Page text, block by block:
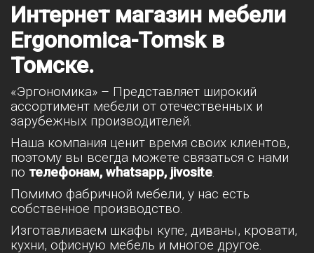
Интернет магазин мебели
Ergonomica-Tomsk в
Томске.
«Эргономика» – Представляет широкий
ассортимент мебели от отечественных и
зарубежных производителей.
Наша компания ценит время своих клиентов,
поэтому вы всегда можете связаться с нами
по телефонам, whatsapp, jivosite.
Помимо фабричной мебели, у нас есть
собственное производство.
Изготавливаем шкафы купе, диваны, кровати,
кухни, офисную мебель и многое другое.